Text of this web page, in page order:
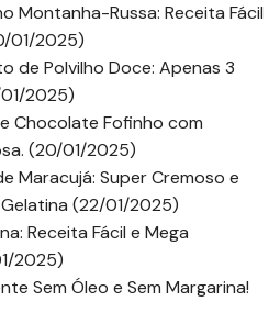
Montanha-Russa: Receita Fácil
01/2025)
de Polvilho Doce: Apenas 3
2025)
Chocolate Fofinho com
(20/01/2025)
Maracujá: Super Cremoso e
(22/01/2025)
Receita Fácil e Mega
2025)
Sem Óleo e Sem Margarina!